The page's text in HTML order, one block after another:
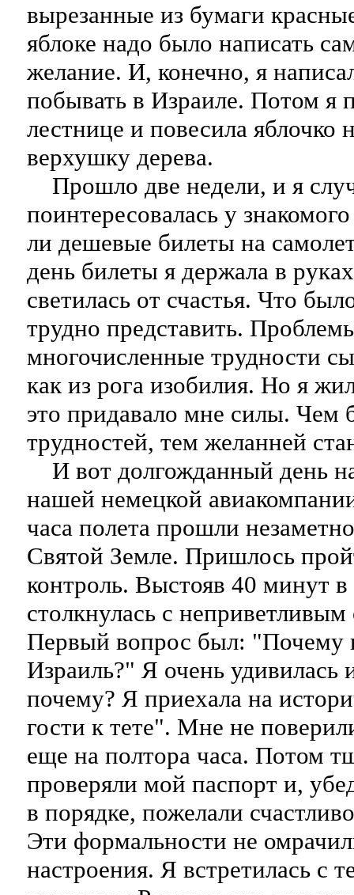
вырезанные из бумаги
яблоке надо было написать
желание. И, конечно, я
побывать в Израиле. Потом я
лестнице и повесила яблочко
верхушку дерева.
Прошло две недели, и я
поинтересовалась у
ли дешевые билеты на
день билеты я держала в
светилась от счастья. Что
трудно представить.
многочисленные трудности
как из рога изобилия. Но я
это придавало мне силы. Чем
трудностей, тем желанней
И вот долгожданный день
нашей немецкой
часа полета прошли
Святой Земле. Пришлось
контроль. Выстояв 40 минут в
столкнулась с
Первый вопрос был: "Почему
Израиль?" Я очень удивилась
почему? Я приехала на
гости к тете". Мне не
еще на полтора часа. Потом
проверяли мой паспорт и,
в порядке, пожелали
Эти формальности не
настроения. Я встретилась с